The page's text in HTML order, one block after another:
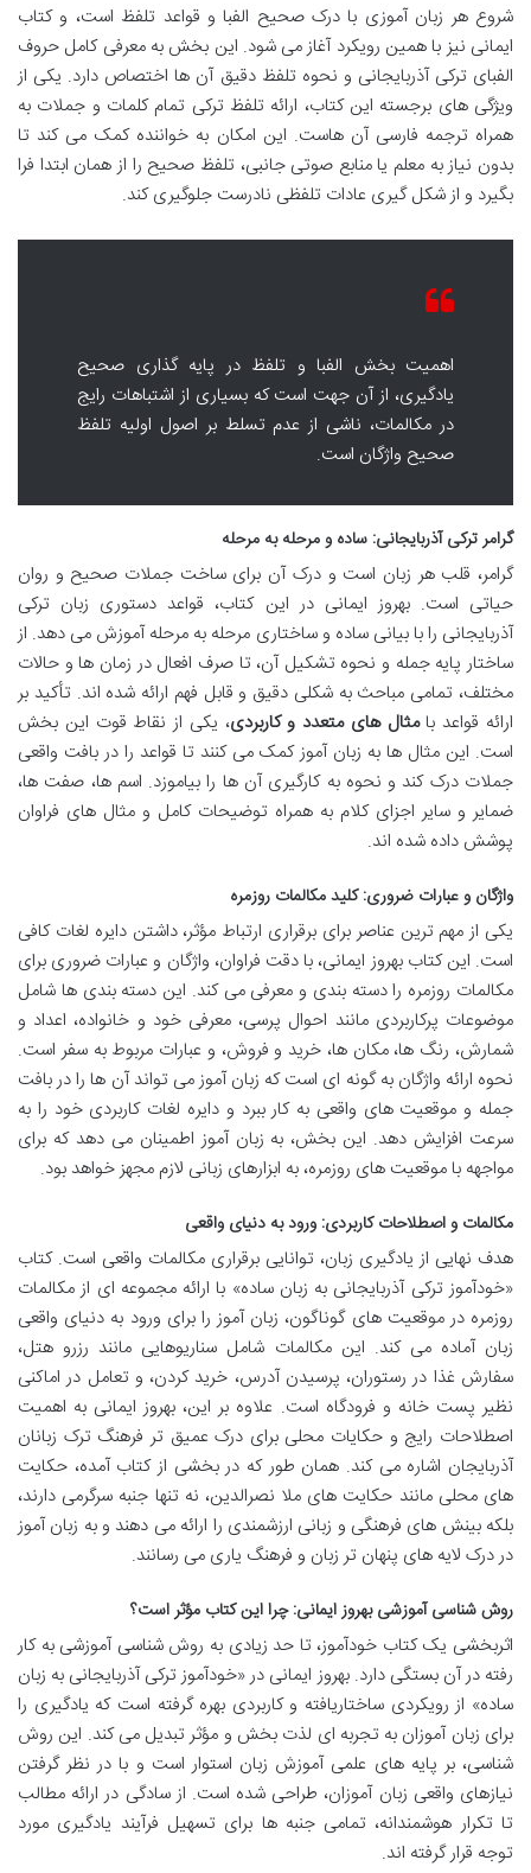
شروع هر زبان آموزی با درک صحیح الفبا و قواعد تلفظ است، و کتاب
ایمانی نیز با همین رویکرد آغاز می شود. این بخش به معرفی کامل حروف
الفبای ترکی آذربایجانی و نحوه تلفظ دقیق آن ها اختصاص دارد. یکی از
ویژگی های برجسته این کتاب، ارائه تلفظ ترکی تمام کلمات و جملات به
همراه ترجمه فارسی آن هاست. این امکان به خواننده کمک می کند تا
بدون نیاز به معلم یا منابع صوتی جانبی، تلفظ صحیح را از همان ابتدا فرا
بگیرد و از شکل گیری عادات تلفظی نادرست جلوگیری کند.
اهمیت بخش الفبا و تلفظ در پایه گذاری صحیح
یادگیری، از آن جهت است که بسیاری از اشتباهات رایج
در مکالمات، ناشی از عدم تسلط بر اصول اولیه تلفظ
صحیح واژگان است.
گرامر ترکی آذربایجانی: ساده و مرحله به مرحله
گرامر، قلب هر زبان است و درک آن برای ساخت جملات صحیح و روان
حیاتی است. بهروز ایمانی در این کتاب، قواعد دستوری زبان ترکی
آذربایجانی را با بیانی ساده و ساختاری مرحله به مرحله آموزش می دهد. از
ساختار پایه جمله و نحوه تشکیل آن، تا صرف افعال در زمان ها و حالات
مختلف، تمامی مباحث به شکلی دقیق و قابل فهم ارائه شده اند. تأکید بر
ارائه قواعد بامثال های متعدد و کاربردی، یکی از نقاط قوت این بخش
است. این مثال ها به زبان آموز کمک می کنند تا قواعد را در بافت واقعی
جملات درک کند و نحوه به کارگیری آن ها را بیاموزد. اسم ها، صفت ها،
ضمایر و سایر اجزای کلام به همراه توضیحات کامل و مثال های فراوان
پوشش داده شده اند.
واژگان و عبارات ضروری: کلید مکالمات روزمره
یکی از مهم ترین عناصر برای برقراری ارتباط مؤثر، داشتن دایره لغات کافی
است. این کتاب بهروز ایمانی، با دقت فراوان، واژگان و عبارات ضروری برای
مکالمات روزمره را دسته بندی و معرفی می کند. این دسته بندی ها شامل
موضوعات پرکاربردی مانند احوال پرسی، معرفی خود و خانواده، اعداد و
شمارش، رنگ ها، مکان ها، خرید و فروش، و عبارات مربوط به سفر است.
نحوه ارائه واژگان به گونه ای است که زبان آموز می تواند آن ها را در بافت
جمله و موقعیت های واقعی به کار ببرد و دایره لغات کاربردی خود را به
سرعت افزایش دهد. این بخش، به زبان آموز اطمینان می دهد که برای
مواجهه با موقعیت های روزمره، به ابزارهای زبانی لازم مجهز خواهد بود.
مکالمات و اصطلاحات کاربردی: ورود به دنیای واقعی
هدف نهایی از یادگیری زبان، توانایی برقراری مکالمات واقعی است. کتاب
«خودآموز ترکی آذربایجانی به زبان ساده» با ارائه مجموعه ای از مکالمات
روزمره در موقعیت های گوناگون، زبان آموز را برای ورود به دنیای واقعی
زبان آماده می کند. این مکالمات شامل سناریوهایی مانند رزرو هتل،
سفارش غذا در رستوران، پرسیدن آدرس، خرید کردن، و تعامل در اماکنی
نظیر پست خانه و فرودگاه است. علاوه بر این، بهروز ایمانی به اهمیت
اصطلاحات رایج و حکایات محلی برای درک عمیق تر فرهنگ ترک زبانان
آذربایجان اشاره می کند. همان طور که در بخشی از کتاب آمده، حکایت
های محلی مانند حکایت های ملا نصرالدین، نه تنها جنبه سرگرمی دارند،
بلکه بینش های فرهنگی و زبانی ارزشمندی را ارائه می دهند و به زبان آموز
در درک لایه های پنهان تر زبان و فرهنگ یاری می رسانند.
روش شناسی آموزشی بهروز ایمانی: چرا این کتاب مؤثر است؟
اثربخشی یک کتاب خودآموز، تا حد زیادی به روش شناسی آموزشی به کار
رفته در آن بستگی دارد. بهروز ایمانی در «خودآموز ترکی آذربایجانی به زبان
ساده» از رویکردی ساختاریافته و کاربردی بهره گرفته است که یادگیری را
برای زبان آموزان به تجربه ای لذت بخش و مؤثر تبدیل می کند. این روش
شناسی، بر پایه های علمی آموزش زبان استوار است و با در نظر گرفتن
نیازهای واقعی زبان آموزان، طراحی شده است. از سادگی در ارائه مطالب
تا تکرار هوشمندانه، تمامی جنبه ها برای تسهیل فرآیند یادگیری مورد
توجه قرار گرفته اند.